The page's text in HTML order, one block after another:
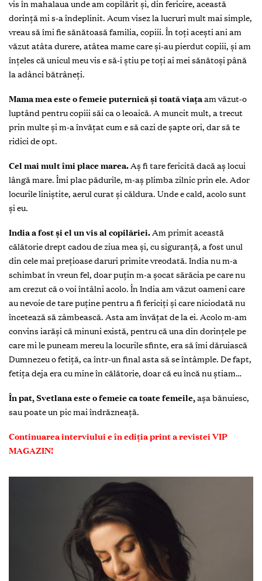
vis în mahalaua unde am copilărit și, din fericire, această
dorință mi s-a îndeplinit. Acum visez la lucruri mult mai simple,
vreau să îmi fie sănătoasă familia, copiii. În toți acești ani am
văzut atâta durere, atâtea mame care și-au pierdut copiii, și am
înțeles că unicul meu vis e să-i știu pe toți ai mei sănătoși până
la adânci bătrâneți.
Mama mea este o femeie puternicăși toată viațaam văzut-o
luptând pentru copiii săi ca o leoaică. A muncit mult, a trecut
prin multe și m-a învățat cum e să cazi de șapte ori, dar să te
ridici de opt.
Cel mai mult îmi place marea.Aș fi tare fericită dacă aș locui
lângă mare. Îmi plac pădurile, m-aș plimba zilnic prin ele. Ador
locurile liniștite, aerul curat și căldura. Unde e cald, acolo sunt
și eu.
India a fost și el un vis al copilăriei.Am primit această
călătorie drept cadou de ziua mea și, cu siguranță, a fost unul
din cele mai preţioase daruri primite vreodată. India nu m-a
schimbat în vreun fel, doar puțin m-a șocat sărăcia pe care nu
am crezut că o voi întâlni acolo. În India am văzut oameni care
au nevoie de tare puține pentru a fi fericiţi și care niciodată nu
încetează să zâmbească. Asta am învățat de la ei. Acolo m-am
convins iarăși că minuni există, pentru că una din dorințele pe
care mi le puneam mereu la locurile sfinte, era să îmi dăruiască
Dumnezeu o fetiță, ca într-un final asta să se întâmple. De fapt,
fetița deja era cu mine în călătorie, doar că eu încă nu ştiam…
În pat,Svetlana este o femeie ca toate femeile,aşa bănuiesc,
sau poate un pic mai îndrăzneață.
Continuarea interviului e în ediția print a revistei VIP
MAGAZIN!